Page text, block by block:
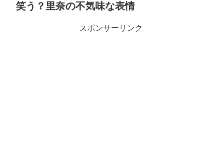
笑う？里奈の不気味な表情
スポンサーリンク